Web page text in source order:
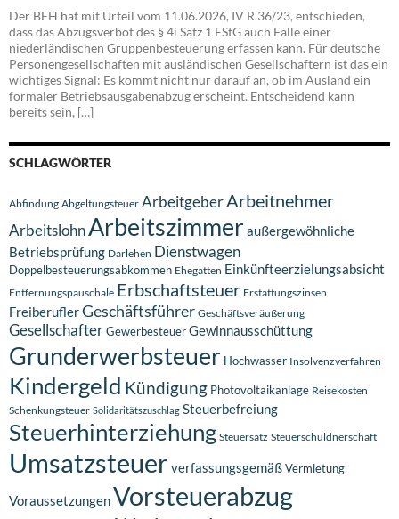
Der BFH hat mit Urteil vom 11.06.2026, IV R 36/23, entschieden,
dass das Abzugsverbot des § 4i Satz 1 EStG auch Fälle einer
niederländischen Gruppenbesteuerung erfassen kann. Für deutsche
Personengesellschaften mit ausländischen Gesellschaftern ist das ein
wichtiges Signal: Es kommt nicht nur darauf an, ob im Ausland ein
formaler Betriebsausgabenabzug erscheint. Entscheidend kann
bereits sein, […]
SCHLAGWÖRTER
Abfindung Abgeltungsteuer ArbeitgeberArbeitnehmer
ArbeitslohnArbeitszimmeraußergewöhnliche
Betriebsprüfung Darlehen Dienstwagen
Doppelbesteuerungsabkommen Ehegatten Einkünfteerzielungsabsicht
Entfernungspauschale Erbschaftsteuer Erstattungszinsen
FreiberuflerGeschäftsführer Geschäftsveräußerung
GesellschafterGewerbesteuerGewinnausschüttung
Grunderwerbsteuer Hochwasser Insolvenzverfahren
Kindergeld Kündigung Photovoltaikanlage Reisekosten
Schenkungsteuer Solidaritätszuschlag Steuerbefreiung
Steuerhinterziehung Steuersatz Steuerschuldnerschaft
Umsatzsteuer verfassungsgemäßVermietung
VoraussetzungenVorsteuerabzug